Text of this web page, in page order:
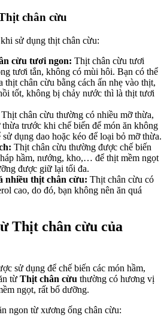
chân cừu
sử dụng thịt chân cừu:
cừu tươi ngon: Thịt chân cừu tươi
tươi tắn, không có mùi hôi. Bạn có thể
thịt chân cừu bằng cách ấn nhẹ vào thịt,
tốt, không bị chảy nước thì là thịt tươi
Thịt chân cừu thường có nhiều mỡ thừa,
trước khi chế biến để món ăn không
dụng dao hoặc kéo để loại bỏ mỡ thừa.
Thịt chân cừu thường được chế biến
hầm, nướng, kho,… để thịt mềm ngọt
được giữ lại tối đa.
nhiều thịt chân cừu: Thịt chân cừu có
cao, do đó, bạn không nên ăn quá
Thịt chân cừu của
sử dụng để chế biến các món hầm,
từ Thịt chân cừu thường có hương vị
ngọt, rất bổ dưỡng.
ngon từ xương ống chân cừu: